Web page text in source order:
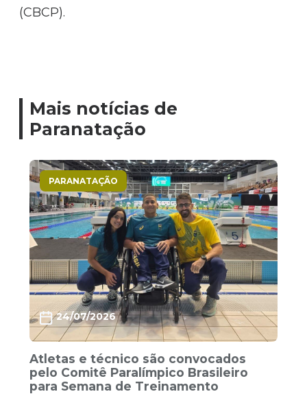
(CBCP).
Mais notícias de
Paranatação
PARANATAÇÃO
24/07/2026
Atletas e técnico são convocados
pelo Comitê Paralímpico Brasileiro
para Semana de Treinamento